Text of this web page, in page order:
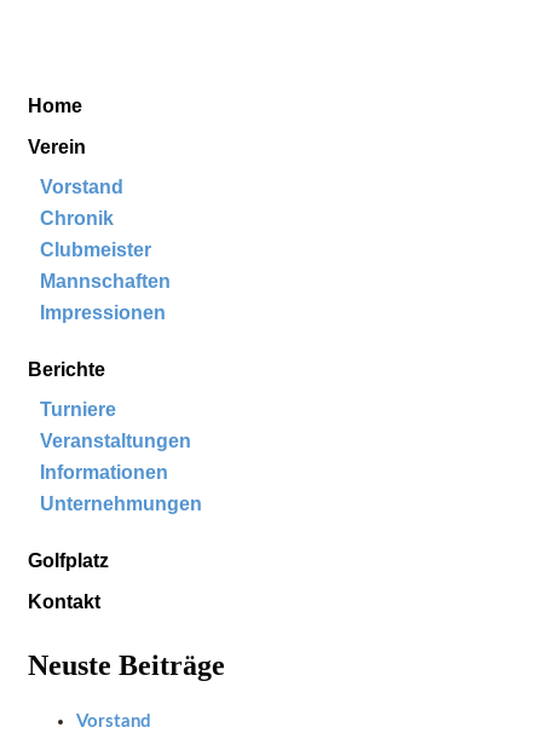
Home
Verein
Vorstand
Chronik
Clubmeister
Mannschaften
Impressionen
Berichte
Turniere
Veranstaltungen
Informationen
Unternehmungen
Golfplatz
Kontakt
Neuste Beiträge
Vorstand